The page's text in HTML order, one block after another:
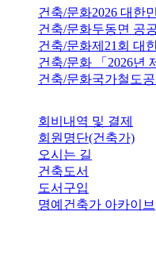
건축/문화2026 대한
건축/문화두동면 공
건축/문화제21회 대
건축/문화 「2026년
건축/문화국가철도
회비내역 및 결제
회원명단(건축가)
오시는 길
건축도서
도서구입
명예건축가 아카이브